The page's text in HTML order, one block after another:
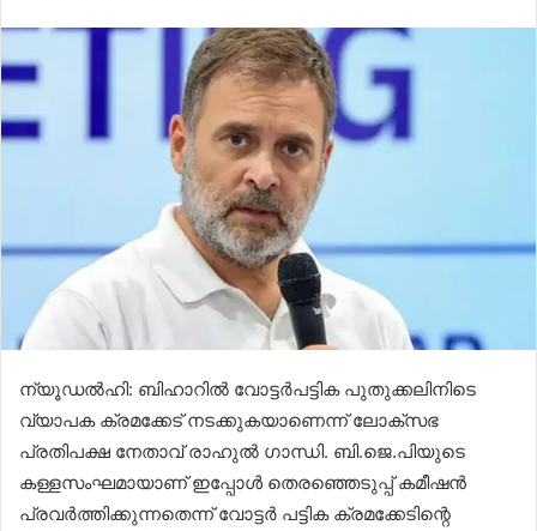
ന്യൂഡൽഹി: ബിഹാറിൽ വോട്ടർപട്ടിക പുതുക്കലിനിടെ
വ്യാപക ക്രമക്കേട് നടക്കുകയാണെന്ന് ​ലോക്സഭ
പ്രതിപക്ഷ നേതാവ് രാഹുൽ ഗാന്ധി. ബി.ജെ.പിയുടെ
കള്ളസംഘമായാണ് ഇപ്പോൾ തെരഞ്ഞെടുപ്പ് കമീഷൻ
പ്രവർത്തിക്കുന്നതെന്ന് വോട്ടർ പട്ടിക ക്രമക്കേടിന്റെ